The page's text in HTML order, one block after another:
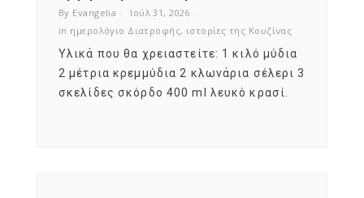
By Evangelia
Ιούλ 31, 2026
in ημερολόγιο Διατροφής, ιστορίες της Κουζίνας
Υλικά που θα χρειαστείτε: 1 κιλό μύδια
2 μέτρια κρεμμύδια 2 κλωνάρια σέλερι 3
σκελίδες σκόρδο 400 ml λευκό κρασί.